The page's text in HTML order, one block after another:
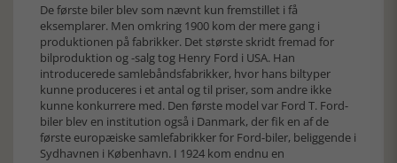
De første biler blev som nævnt kun fremstillet i få
eksemplarer. Men omkring 1900 kom der mere gang i
produktionen på fabrikker. Det største skridt fremad for
bilproduktion og -salg tog Henry Ford i USA. Han
introducerede samlebåndsfabrikker, hvor hans biltyper
kunne produceres i et antal og til priser, som andre ikke
kunne konkurrere med. Den første model var Ford T. Ford-
biler blev en institution også i Danmark, der fik en af de
første europæiske samlefabrikker for Ford-biler, beliggende i
Sydhavnen i København. I 1924 kom endnu en